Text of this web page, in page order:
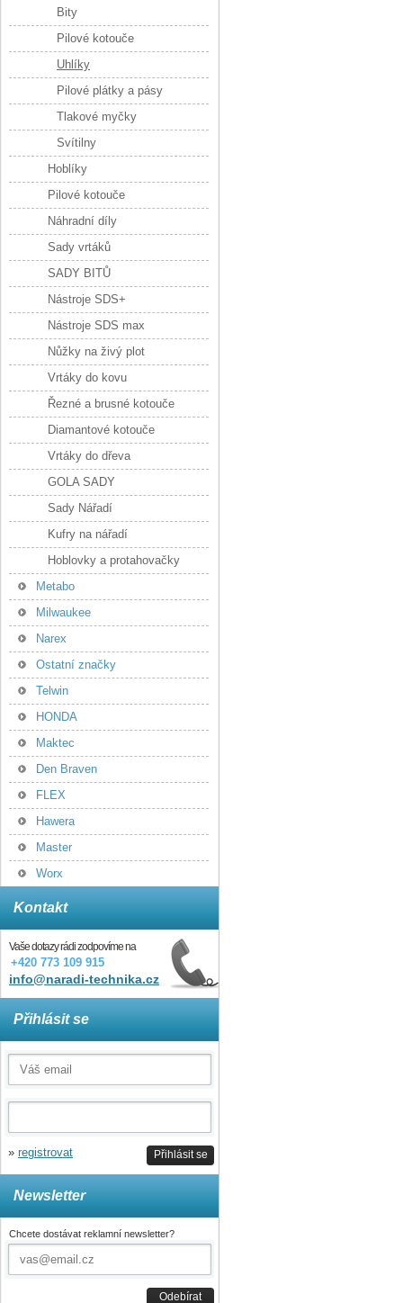
Bity
Pilové kotouče
Uhlíky
Pilové plátky a pásy
Tlakové myčky
Svítilny
Hoblíky
Pilové kotouče
Náhradní díly
Sady vrtáků
SADY BITŮ
Nástroje SDS+
Nástroje SDS max
Nůžky na živý plot
Vrtáky do kovu
Řezné a brusné kotouče
Diamantové kotouče
Vrtáky do dřeva
GOLA SADY
Sady Nářadí
Kufry na nářadí
Hoblovky a protahovačky
Metabo
Milwaukee
Narex
Ostatní značky
Telwin
HONDA
Maktec
Den Braven
FLEX
Hawera
Master
Worx
Kontakt
Vaše dotazy rádi zodpovíme na
+420 773 109 915
info@naradi-technika.cz
Přihlásit se
Přihlásit se
» registrovat
Newsletter
Chcete dostávat reklamní newsletter?
Odebírat